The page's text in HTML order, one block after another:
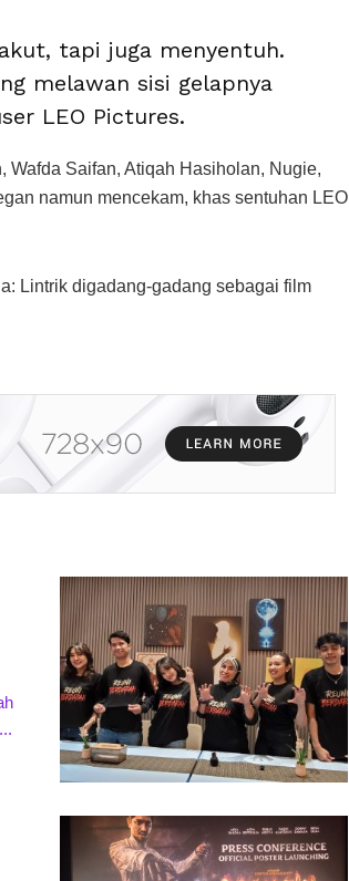
tapi juga menyentuh.
melawan sisi gelapnya
LEO Pictures.
Wafda Saifan, Atiqah Hasiholan, Nugie,
namun mencekam, khas sentuhan LEO
Lintrik digadang-gadang sebagai film